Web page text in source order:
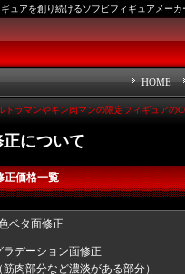
ュアを創り続けるソフビフィギュアメーカ
HOME
トラマンやキン肉マンの限定フィギュアの
正について
正価格一覧
ベタ面修正
ラデーション面修正
（筋肉部分など濃淡がある部分）